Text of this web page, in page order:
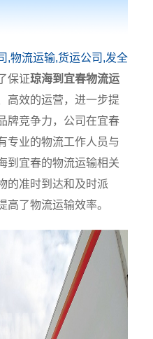
,物流运输,货运公司,发全
保证琼海到宜春物流运
高效的运营，进一步提
牌竞争力，公司在宜春
专业的物流工作人员与
到宜春的物流运输相关
的准时到达和及时派
高了物流运输效率。